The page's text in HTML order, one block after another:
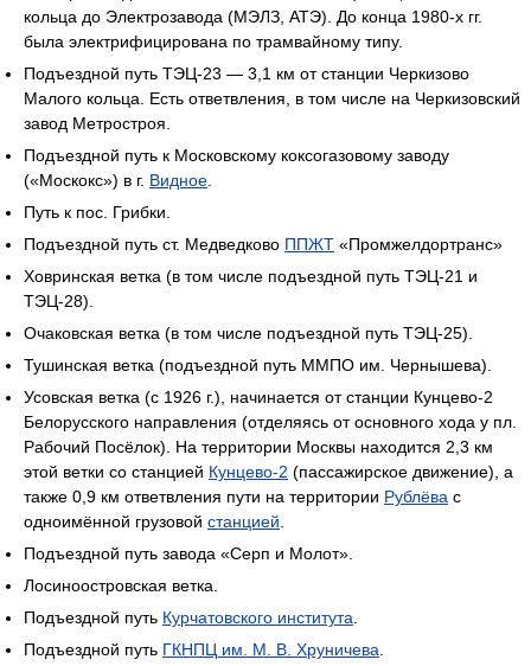
кольца до Электрозавода (МЭЛЗ, АТЭ). До конца 1980-х гг.
была электрифицирована по трамвайному типу.
Подъездной путь ТЭЦ-23 — 3,1 км от станции Черкизово
Малого кольца. Есть ответвления, в том числе на Черкизовский
завод Метростроя.
Подъездной путь к Московскому коксогазовому заводу
(«Москокс») в г. Видное.
Путь к пос. Грибки.
Подъездной путь ст. Медведково ППЖТ «Промжелдортранс»
Ховринская ветка (в том числе подъездной путь ТЭЦ-21 и
ТЭЦ-28).
Очаковская ветка (в том числе подъездной путь ТЭЦ-25).
Тушинская ветка (подъездной путь ММПО им. Чернышева).
Усовская ветка (с 1926 г.), начинается от станции Кунцево-2
Белорусского направления (отделяясь от основного хода у пл.
Рабочий Посёлок). На территории Москвы находится 2,3 км
этой ветки со станцией Кунцево-2 (пассажирское движение), а
также 0,9 км ответвления пути на территории Рублёва с
одноимённой грузовой станцией.
Подъездной путь завода «Серп и Молот».
Лосиноостровская ветка.
Подъездной путь Курчатовского института.
Подъездной путь ГКНПЦ им. М. В. Хруничева.